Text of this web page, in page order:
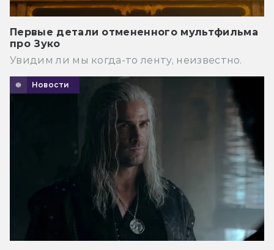
Первые детали отмененного мультфильма
про Зуко
Увидим ли мы когда-то ленту, неизвестно.
Новости